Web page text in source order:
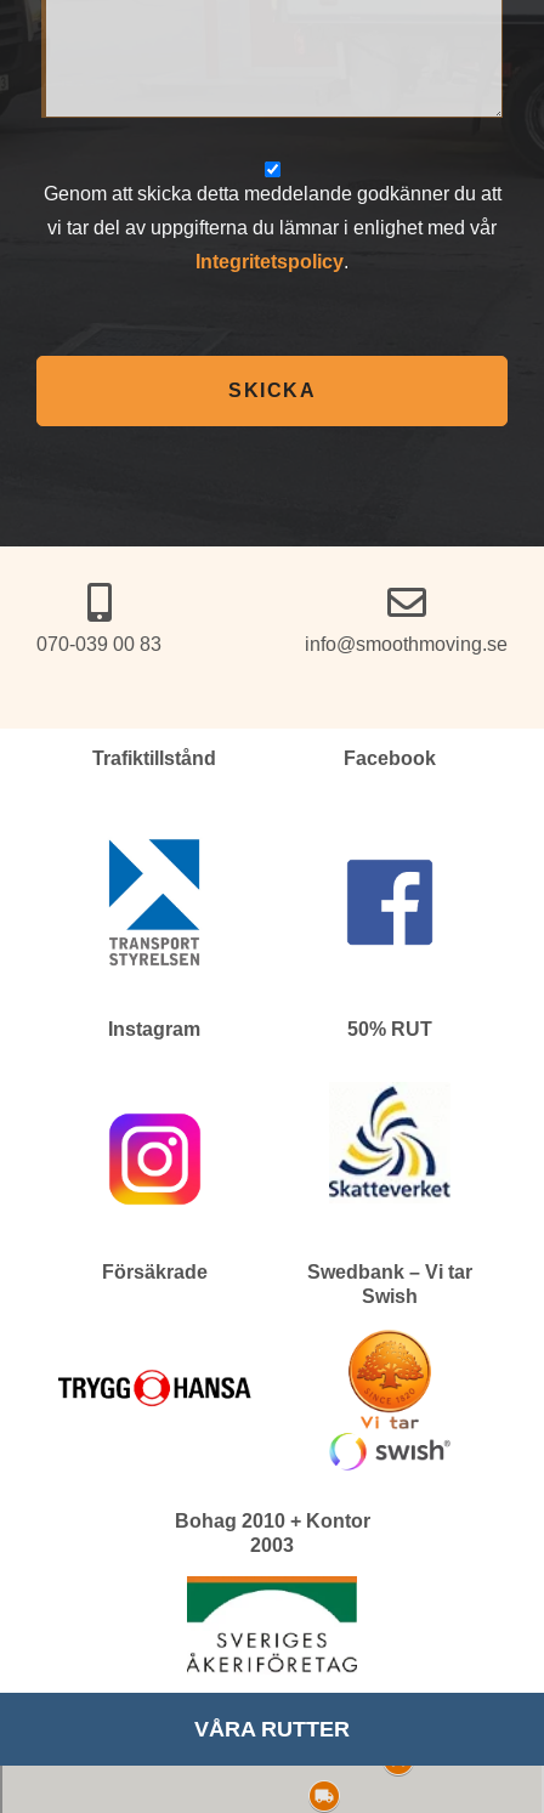
Genom att skicka detta meddelande godkänner du att
vi tar del av uppgifterna du lämnar i enlighet med vår
Integritetspolicy.
SKICKA
070-039 00 83 info@smoothmoving.se
Trafiktillstånd Facebook
Instagram 50% RUT
Försäkrade
Swedbank – Vi tar
Swish
Bohag 2010 + Kontor
2003
VÅRA RUTTER